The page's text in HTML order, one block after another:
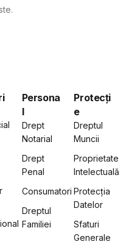
Persona
l
Drept
Notarial
Drept
Penal
Consumatori
Dreptul
Familiei
Protecți
e
Dreptul
Muncii
Proprietate
Intelectuală
Protecția
Datelor
Sfaturi
Generale